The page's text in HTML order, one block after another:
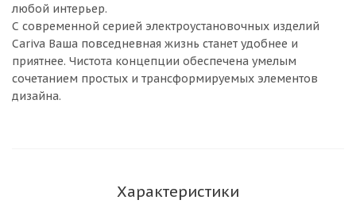
любой интерьер.
С современной серией электроустановочных изделий
Cariva Ваша повседневная жизнь станет удобнее и
приятнее. Чистота концепции обеспечена умелым
сочетанием простых и трансформируемых элементов
дизайна.
Характеристики